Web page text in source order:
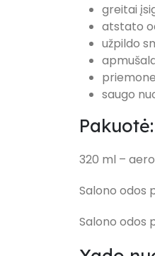
greitai
atstato
užpildo
saugo
Pakuotė:
320 ml –
Salono odos
Salono odos